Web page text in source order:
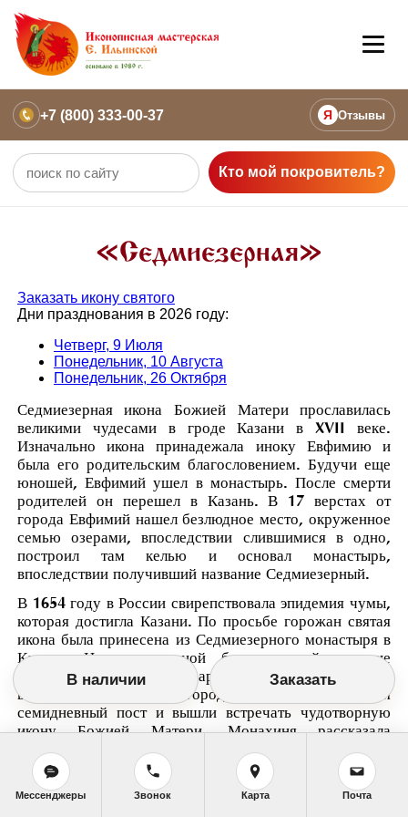
+7 (800) 333-00-37 Я Отзывы
Кто мой покровитель?
«Седмиезерная»
Заказать икону святого
Дни празднования в 2026 году:
Четверг, 9 Июля
Понедельник, 10 Августа
Понедельник, 26 Октября
Седмиезерная икона Божией Матери прославилась
великими чудесами в гроде Казани в XVII веке.
Изначально икона принадежала иноку Евфимию и
была его родительским благословением. Будучи еще
юношей, Евфимий ушел в монастырь. После смерти
родителей он перешел в Казань. В 17 верстах от
города Евфимий нашел безлюдное место, окруженное
семью озерами, впоследствии слившимися в одно,
построил там келью и основал монастырь,
впоследствии получивший название Седмиезерный.
В 1654 году в России свирепствовала эпидемия чумы,
которая достигла Казани. По просьбе горожан святая
икона была принесена из Седмиезерного монастыря в
Казань. Накануне одной благочестивой инокине
явился во сне старец в архиерейском облачении и
велел, чтоб жители города наложили на себя
семидневный пост и вышли встречать чудотворную
икону Божией Матери. Монахиня рассказала
градоначальникам о видении. Жители Казани
крестным ходом вышли навстречу иконе за две версты
от города. Святая икона была обнесена вокруг Казани
и поставлена в Благовещенском соборе, после чего
В наличии Заказать
Мессенджеры Звонок Карта Почта